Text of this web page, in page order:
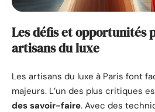
Les défis et opportunités
artisans du luxe
Les artisans du luxe à Paris font
majeurs. L’un des plus critiques
des savoir-faire. Avec des